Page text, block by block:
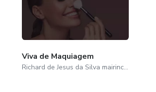
Viva de Maquiagem
Richard de Jesus da Silva mairinche